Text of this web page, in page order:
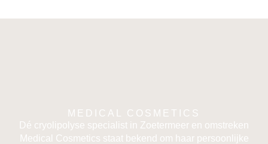
MEDICAL COSMETICS
Dé cryolipolyse specialist in Zoetermeer en omstreken
Medical Cosmetics staat bekend om haar persoonlijke